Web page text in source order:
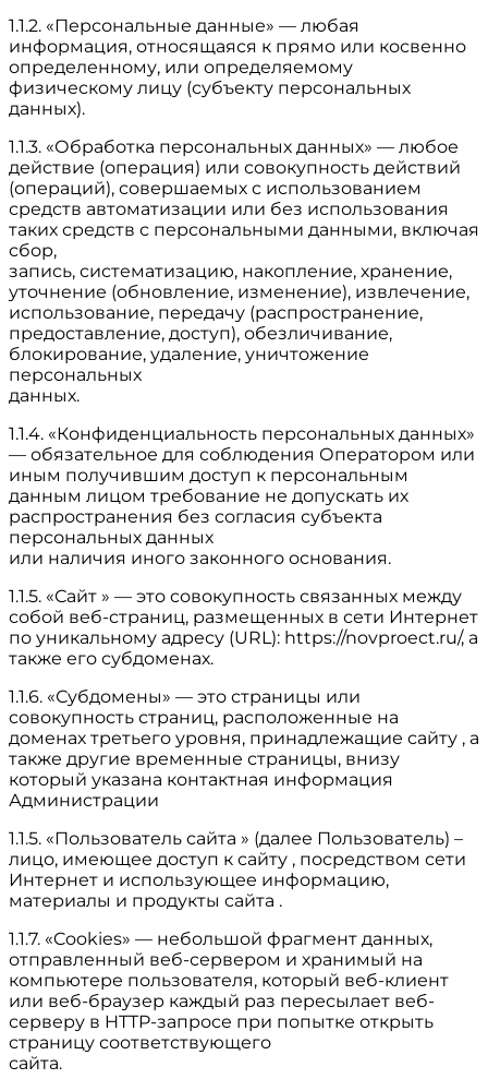
1.1.2. «Персональные данные» — любая
информация, относящаяся к прямо или косвенно
определенному, или определяемому
физическому лицу (субъекту персональных
данных).
1.1.3. «Обработка персональных данных» — любое
действие (операция) или совокупность действий
(операций), совершаемых с использованием
средств автоматизации или без использования
таких средств с персональными данными, включая
сбор,
запись, систематизацию, накопление, хранение,
уточнение (обновление, изменение), извлечение,
использование, передачу (распространение,
предоставление, доступ), обезличивание,
блокирование, удаление, уничтожение
персональных
данных.
1.1.4. «Конфиденциальность персональных данных»
— обязательное для соблюдения Оператором или
иным получившим доступ к персональным
данным лицом требование не допускать их
распространения без согласия субъекта
персональных данных
или наличия иного законного основания.
1.1.5. «Сайт » — это совокупность связанных между
собой веб-страниц, размещенных в сети Интернет
по уникальному адресу (URL): https://novproect.ru/, а
также его субдоменах.
1.1.6. «Субдомены» — это страницы или
совокупность страниц, расположенные на
доменах третьего уровня, принадлежащие сайту , а
также другие временные страницы, внизу
который указана контактная информация
Администрации
1.1.5. «Пользователь сайта » (далее Пользователь) –
лицо, имеющее доступ к сайту , посредством сети
Интернет и использующее информацию,
материалы и продукты сайта .
1.1.7. «Cookies» — небольшой фрагмент данных,
отправленный веб-сервером и хранимый на
компьютере пользователя, который веб-клиент
или веб-браузер каждый раз пересылает веб-
серверу в HTTP-запросе при попытке открыть
страницу соответствующего
сайта.